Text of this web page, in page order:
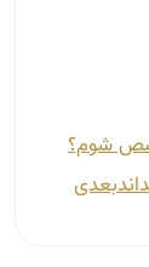
شوم؟
بعدی